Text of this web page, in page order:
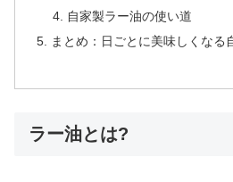
自家製ラー油の使い道
まとめ：日ごとに美味しくなる
ラー油とは?